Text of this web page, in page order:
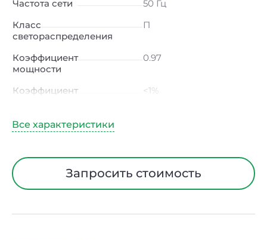
Частота сети
50 Гц
Класс
светораспределения
П
Коэффициент
мощности
0.97
Коэффициент
<1%
Индекс цветопередачи
Тип кривой силы света
Д (косинусная)
Угол рассеивания
120ᵒ
Запросить стоимость